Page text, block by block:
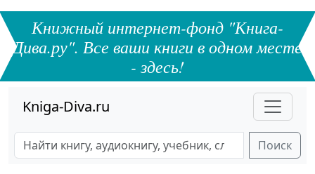
Книжный интернет-фонд "Книга-
Дива.ру". Все ваши книги в одном месте
- здесь!
Kniga-Diva.ru
Поиск